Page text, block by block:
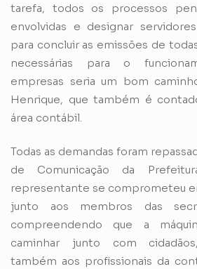
tarefa, todos os processos
envolvidas e designar
para concluir as emissões de
necessárias para o
empresas seria um bom
Henrique, que também é
área contábil.
Todas as demandas foram
de Comunicação da
representante se comprometeu
junto aos membros das
compreendendo que a
caminhar junto com
também aos profissionais da